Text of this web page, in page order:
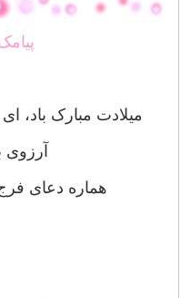
میلادت مبارک باد،
آرزوی
هماره دعای